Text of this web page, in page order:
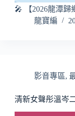
🎤 【2026龍潭
龍寶編
影音專區,
清新女聲彤溫岑